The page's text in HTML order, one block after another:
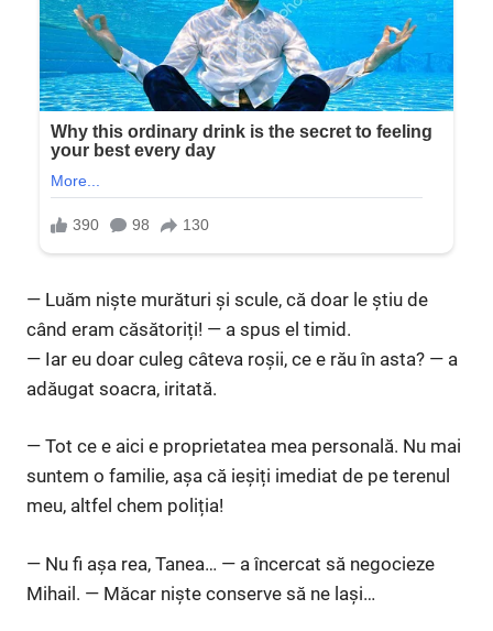
— Luăm niște murături și scule, că doar le știu de
când eram căsătoriți! — a spus el timid.
— Iar eu doar culeg câteva roșii, ce e rău în asta? — a
adăugat soacra, iritată.
— Tot ce e aici e proprietatea mea personală. Nu mai
suntem o familie, așa că ieșiți imediat de pe terenul
meu, altfel chem poliția!
— Nu fi așa rea, Tanea… — a încercat să negocieze
Mihail. — Măcar niște conserve să ne lași…